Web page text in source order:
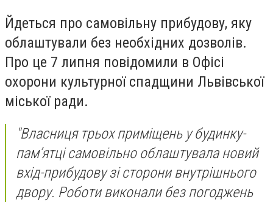
Йдеться про самовільну прибудову, яку
облаштували без необхідних дозволів.
Про це 7 липня повідомили в Офісі
охорони культурної спадщини Львівської
міської ради.
"Власниця трьох приміщень у будинку-
пам’ятці самовільно облаштувала новий
вхід-прибудову зі сторони внутрішнього
двору. Роботи виконали без погоджень